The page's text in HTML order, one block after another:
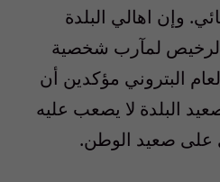
وإن اهالي البلدة
الرخيص لمآرب شخصية
البتروني مؤكدين أن
البلدة لا يصعب عليه
على صعيد الوطن.